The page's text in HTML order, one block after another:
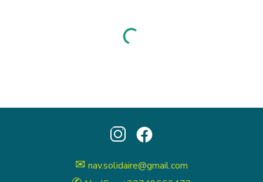
✉ nav.solidaire@gmail.com